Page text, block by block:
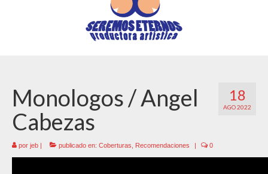
18
AGO 2022
Monologos / Angel
Cabezas
por jeb | publicado en: Coberturas Recomendaciones | 0